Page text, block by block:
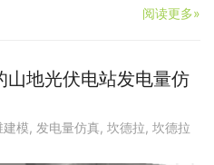
阅读更多»
地光伏电站发电量仿
建模, 发电量仿真, 坎德拉, 坎德拉